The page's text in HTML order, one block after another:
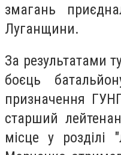
змагань
Луганщини.
За результатами
боєць
призначення
старший
місце у розділі